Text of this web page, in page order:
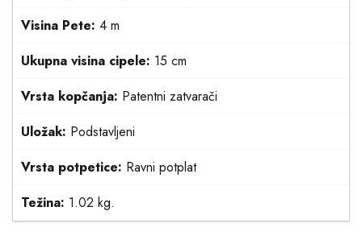
Visina Pete: 4 m
Ukupna visina cipele: 15 cm
Vrsta kopčanja: Patentni zatvarači
Uložak: Podstavljeni
Vrsta potpetice: Ravni potplat
Težina: 1.02 kg.